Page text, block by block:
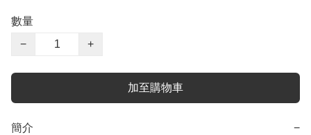
數量
−
+
加至購物車
簡介 −